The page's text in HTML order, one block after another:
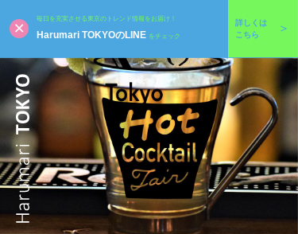
毎日を充実させる東京のトレンド情報をお届け！
Harumari TOKYOのLINE をチェック
詳しくは
こちら